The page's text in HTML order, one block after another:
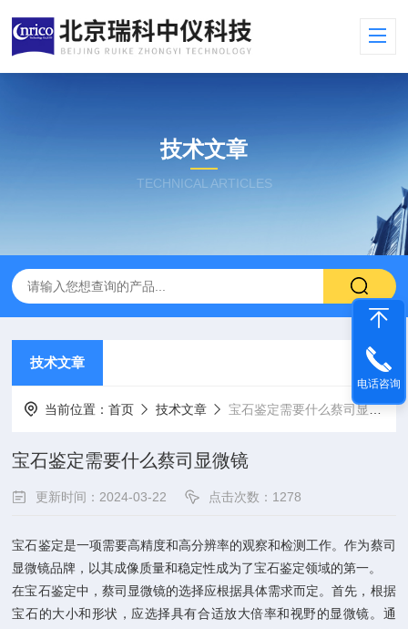
技术文章
TECHNICAL ARTICLES
技术文章
当前位置：首页 技术文章 宝石鉴定需要什么蔡司显微镜
宝石鉴定需要什么蔡司显微镜
更新时间：2024-03-22 点击次数：1278
宝石鉴定是一项需要高精度和高分辨率的观察和检测工作。作为蔡司
显微镜品牌，以其成像质量和稳定性成为了宝石鉴定领域的第一。
在宝石鉴定中，蔡司显微镜的选择应根据具体需求而定。首先，根据
宝石的大小和形状，应选择具有合适放大倍率和视野的显微镜。通
电话咨询